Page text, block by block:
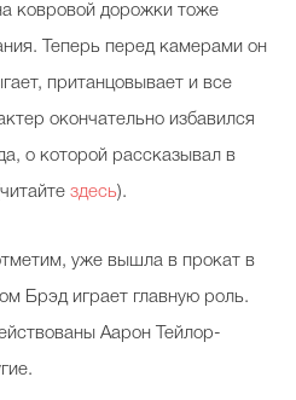
ковровой дорожки тоже
Теперь перед камерами он
пританцовывает и все
окончательно избавился
о которой рассказывал в
здесь).
уже вышла в прокат в
Брэд играет главную роль.
Аарон Тейлор-